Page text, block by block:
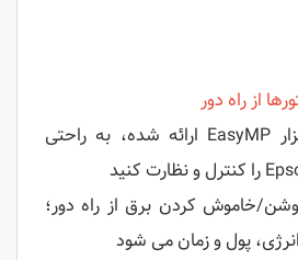
از راه دور
با استفاده از نرم افزار EasyMP ارائه شده، به راحتی
خاموش کردن برق از راه دور؛
پول و زمان می شود